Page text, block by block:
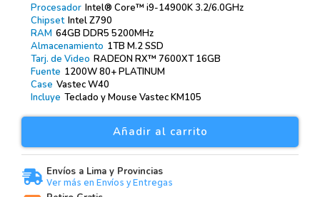
Procesador Intel® Core™ i9-14900K 3.2/6.0GHz
Chipset Intel Z790
RAM 64GB DDR5 5200MHz
Almacenamiento 1TB M.2 SSD
Tarj. de Video RADEON RX™ 7600XT 16GB
Fuente 1200W 80+ PLATINUM
Case Vastec W40
Incluye Teclado y Mouse Vastec KM105
Añadir al carrito
Envíos a Lima y Provincias
Ver más en Envíos y Entregas